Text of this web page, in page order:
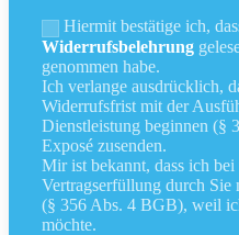
Hiermit bestätige ich,
Widerrufsbelehrung
genommen habe.
Ich verlange ausdrücklich,
Widerrufsfrist mit der
Dienstleistung beginnen (§
Exposé zusenden.
Mir ist bekannt, dass ich
Vertragserfüllung durch Sie
(§ 356 Abs. 4 BGB), weil
möchte.